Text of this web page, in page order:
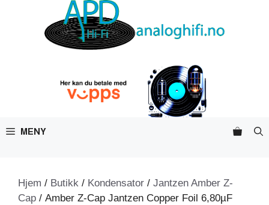
MENY
Hjem / Butikk / Kondensator / Jantzen Amber Z-
Cap / Amber Z-Cap Jantzen Copper Foil 6,80µF